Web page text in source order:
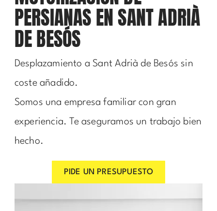
PERSIANAS EN SANT ADRIÀ
DE BESÓS
Desplazamiento a Sant Adrià de Besós sin
coste añadido.
Somos una empresa familiar con gran
experiencia. Te aseguramos un trabajo bien
hecho.
PIDE UN PRESUPUESTO